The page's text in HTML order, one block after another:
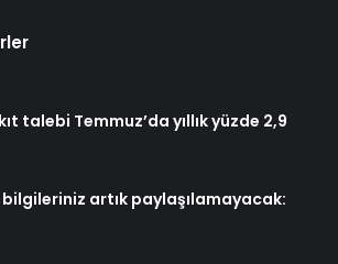
talebi Temmuz’da yıllık yüzde 2,9
artık paylaşılamayacak: